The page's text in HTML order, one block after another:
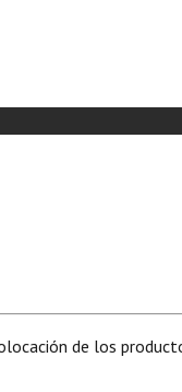
de los